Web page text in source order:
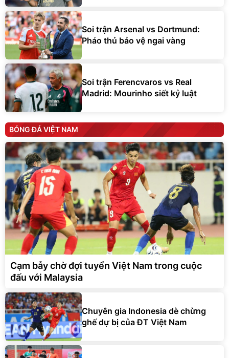
Soi trận Arsenal vs Dortmund:
Pháo thủ bảo vệ ngai vàng
Soi trận Ferencvaros vs Real
Madrid: Mourinho siết kỷ luật
BÓNG ĐÁ VIỆT NAM
Cạm bẫy chờ đợi tuyển Việt Nam trong cuộc
đấu với Malaysia
Chuyên gia Indonesia dè chừng
ghế dự bị của ĐT Việt Nam